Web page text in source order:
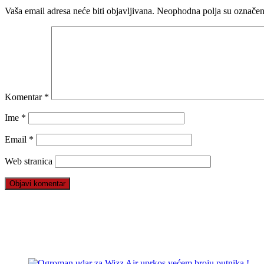
Vaša email adresa neće biti objavljivana. Neophodna polja su
Komentar *
Ime *
Email *
Web stranica